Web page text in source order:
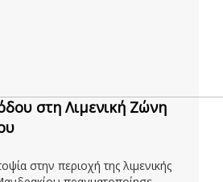
στη Λιμενική Ζώνη
στην περιοχή της λιμενικής